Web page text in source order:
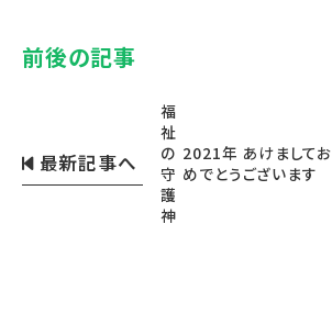
前後の記事
最新記事へ
福
祉
の
守
護
神
2021年 あけましてお
めでとうございます